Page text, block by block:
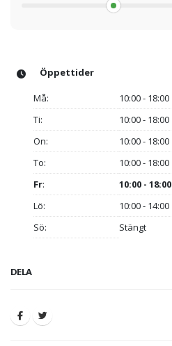
Öppettider
Må:
10:00 - 18:00
Ti:
10:00 - 18:00
On:
10:00 - 18:00
To:
10:00 - 18:00
Fr:
10:00 - 18:00
Lö:
10:00 - 14:00
Sö:
Stängt
DELA